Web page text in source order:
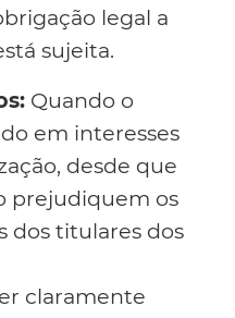
legal a
sujeita.
Quando o
em interesses
desde que
prejudiquem os
dos titulares dos
claramente